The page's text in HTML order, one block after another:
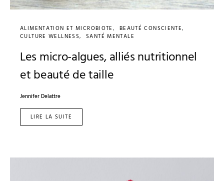
ALIMENTATION ET MICROBIOTE
BEAUTÉ CONSCIENTE
CULTURE WELLNESS
SANTÉ MENTALE
Les micro-algues, alliés nutritionnel
et beauté de taille
Jennifer Delattre
LIRE LA SUITE